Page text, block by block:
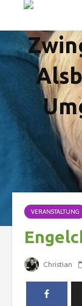
VERANSTALTUNG
Christian